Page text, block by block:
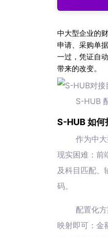
中大型企业的
申请、采购单
一过，凭证自
带来的改变。
S-HUB
S-HUB 如何
作为中
现实困难：前
及科目匹配、
码。
配置化
映射即可：金